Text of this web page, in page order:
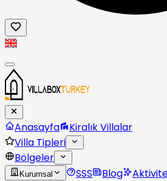
Anasayfa
Kiralık Villalar
Villa Tipleri
Bölgeler
Kurumsal SSS Blog